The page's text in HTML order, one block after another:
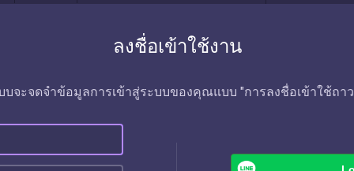
ลงชื่อเข้าใช้งาน
บจะจดจำข้อมูลการเข้าสู่ระบบของคุณแบบ "การลงชื่อเข้าใช้ถา